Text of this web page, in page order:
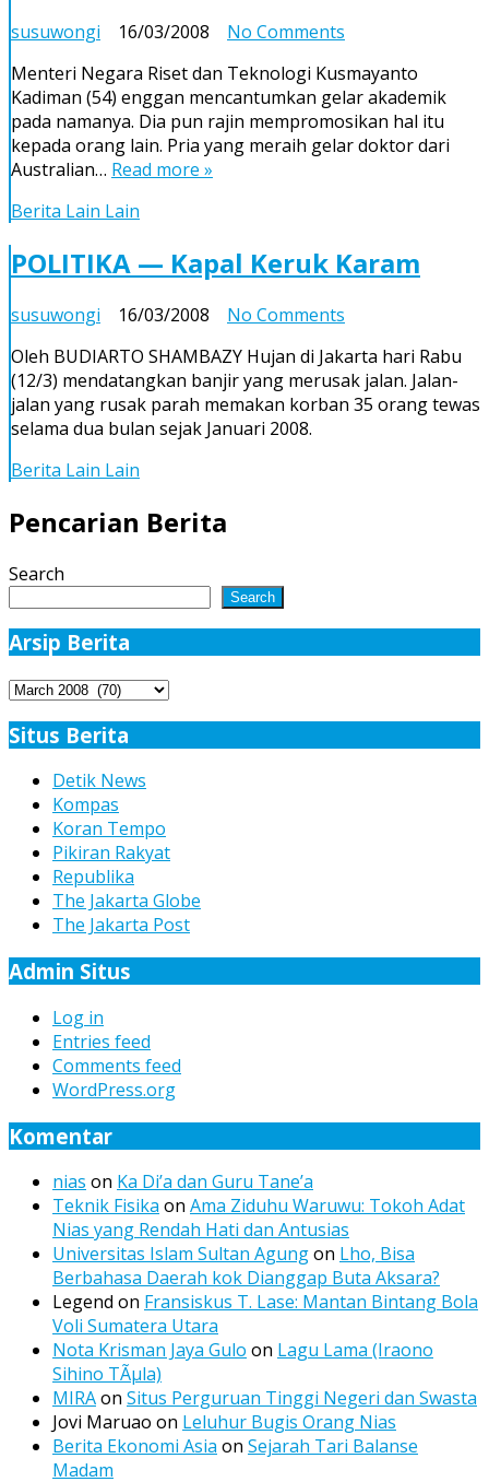
susuwongi 16/03/2008 No Comments
dan
Korupsi*)
Menteri Negara Riset dan Teknologi Kusmayanto
Kadiman (54) enggan mencantumkan gelar akademik
pada namanya. Dia pun rajin mempromosikan hal itu
kepada orang lain. Pria yang meraih gelar doktor dari
Australian… Read more »
Berita Lain Lain
POLITIKA — Kapal Keruk Karam
susuwongi 16/03/2008 No Comments
—
Kapal
Keruk
Oleh BUDIARTO SHAMBAZY Hujan di Jakarta hari Rabu
(12/3) mendatangkan banjir yang merusak jalan. Jalan-
jalan yang rusak parah memakan korban 35 orang tewas
selama dua bulan sejak Januari 2008.
Berita Lain Lain
Pencarian Berita
Search
Search
Arsip Berita
Arsip
Situs Berita
Detik News
Kompas
Koran Tempo
Pikiran Rakyat
Republika
The Jakarta Globe
The Jakarta Post
Admin Situs
Log in
Entries feed
Comments feed
WordPress.org
Komentar
nias on Ka Di’a dan Guru Tane’a
Teknik Fisika on Ama Ziduhu Waruwu: Tokoh Adat
Nias yang Rendah Hati dan Antusias
Universitas Islam Sultan Agungon Lho, Bisa
Berbahasa Daerah kok Dianggap Buta Aksara?
Legend on Fransiskus T. Lase: Mantan Bintang Bola
Voli Sumatera Utara
Nota Krisman Jaya Gulo on Lagu Lama (Iraono
Sihino TÃµla)
MIRAon Situs Perguruan Tinggi Negeri dan Swasta
Jovi Maruao on Leluhur Bugis Orang Nias
Berita Ekonomi Asia on Sejarah Tari Balanse
Madam